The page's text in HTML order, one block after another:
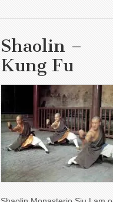
Shaolin –
Kung Fu